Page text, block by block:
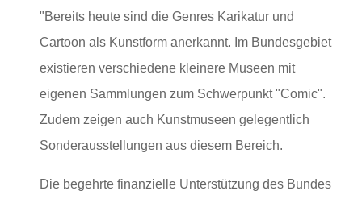
"Bereits heute sind die Genres Karikatur und
Cartoon als Kunstform anerkannt. Im Bundesgebiet
existieren verschiedene kleinere Museen mit
eigenen Sammlungen zum Schwerpunkt "Comic".
Zudem zeigen auch Kunstmuseen gelegentlich
Sonderausstellungen aus diesem Bereich.
Die begehrte finanzielle Unterstützung des Bundes